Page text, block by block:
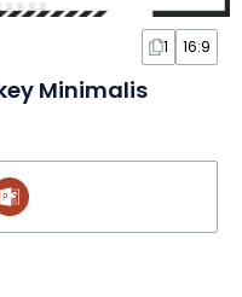
1 16:9
Minimalis